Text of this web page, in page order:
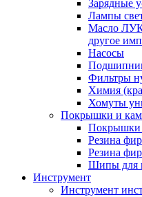
Зарядные
Лампы
Масло
другое
Насосы
Фильтры
Химия
Хомуты
Покрышки и
Покрышки
Резина
Резина
Шипы для
Инструмент
Инструмент